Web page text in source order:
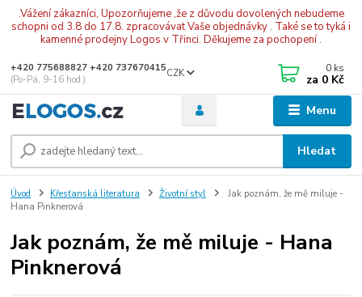
.Vážení zákazníci, Upozorňujeme ,že z důvodu dovolených nebudeme
schopni od 3.8 do 17.8. zpracovávat Vaše objednávky . Také se to tyká i
kamenné prodejny Logos v Třinci. Děkujeme za pochopení .
Menu
CZK
Hledat
+420 775688827 +420 737670415
(Po-Pá, 9-16 hod.)
0 ks
za 0 Kč
Úvod Křesťanská literatura Životní styl
Jak poznám, že mě miluje -
Hana Pinknerová
Jak poznám, že mě miluje - Hana
Pinknerová